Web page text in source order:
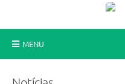
MENU